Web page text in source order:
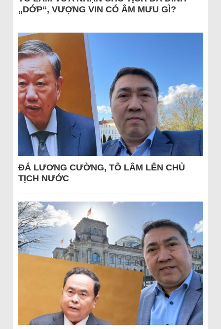
„DỚP“, VƯỢNG VIN CÓ ÂM MƯU GÌ?
ĐÁ LƯƠNG CƯỜNG, TÔ LÂM LÊN CHỦ
TỊCH NƯỚC